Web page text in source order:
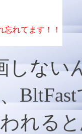
す！！
しな
れる